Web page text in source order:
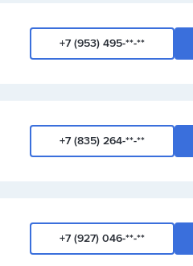
+7 (953) 495-**-**
+7 (835) 264-**-**
+7 (927) 046-**-**